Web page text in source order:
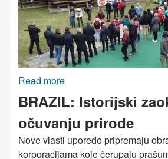
Read more
otrovni rudnici zlata
BRAZIL: Istorijski
očuvanju prirode
Novevlasti uporedopripremaju
korporacijama koje čerupaju